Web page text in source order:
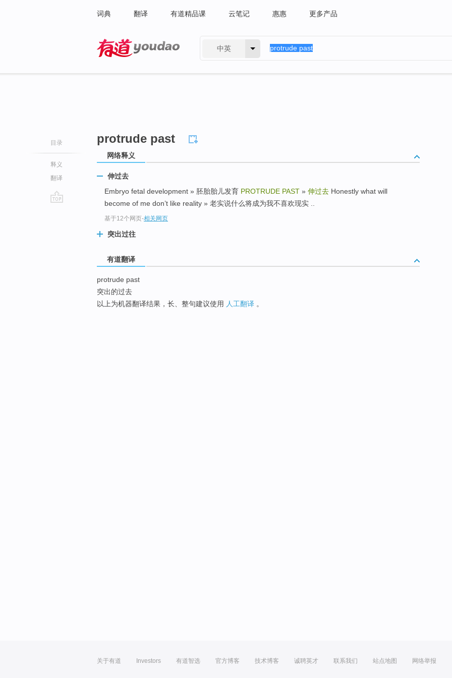
词典 翻译 有道精品课 云笔记 惠惠 更多产品
中英
目录
释义
翻译
protrude past
网络释义
伸过去
Embryo fetal development » 胚胎胎儿发育 PROTRUDE PAST » 伸过去 Honestly what will
become of me don’t like reality » 老实说什么将成为我不喜欢现实 ..
基于12个网页-相关网页
突出过往
有道翻译
protrude past
突出的过去
以上为机器翻译结果，长、整句建议使用 人工翻译 。
关于有道 Investors 有道智选 官方博客 技术博客 诚聘英才 联系我们 站点地图 网络举报